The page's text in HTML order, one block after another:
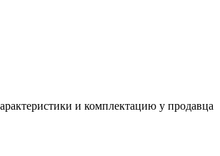
и комплектацию у продавца